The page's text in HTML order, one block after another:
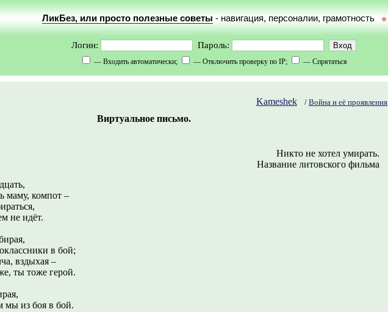
ЛикБез, или просто полезные советы - навигация, персоналии, грамотность
Логин: Пароль:
— Входить автоматически; — Отключить проверку по IP; — Спрятаться
Kameshek / Война и её проявления
Виртуальное письмо.
Никто не хотел умирать.
Название литовского фильма
компот –
идёт.
в бой;
вздыхая –
тоже герой.
боя в бой.